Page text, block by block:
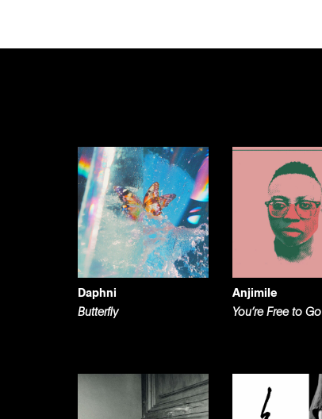
Daphni
Butterfly
Anjimile
You’re Free to Go